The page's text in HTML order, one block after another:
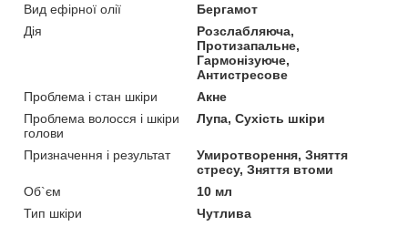
Вид ефірної олії
Бергамот
Дія
Розслабляюча,
Протизапальне,
Гармонізуюче,
Антистресове
Проблема і стан шкіри
Акне
Проблема волосся і шкіри
голови
Лупа, Сухість шкіри
Призначення і результат
Умиротворення, Зняття
стресу, Зняття втоми
Об`єм
10 мл
Тип шкіри
Чутлива